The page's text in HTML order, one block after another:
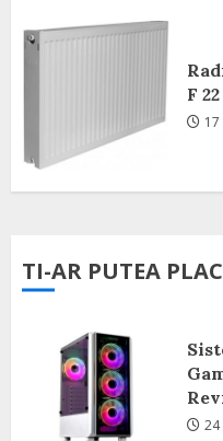
F
TI-AR PUTEA
24